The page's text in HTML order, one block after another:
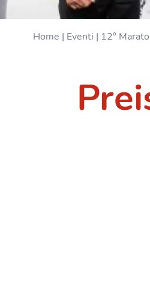
Home | Eventi | 12°